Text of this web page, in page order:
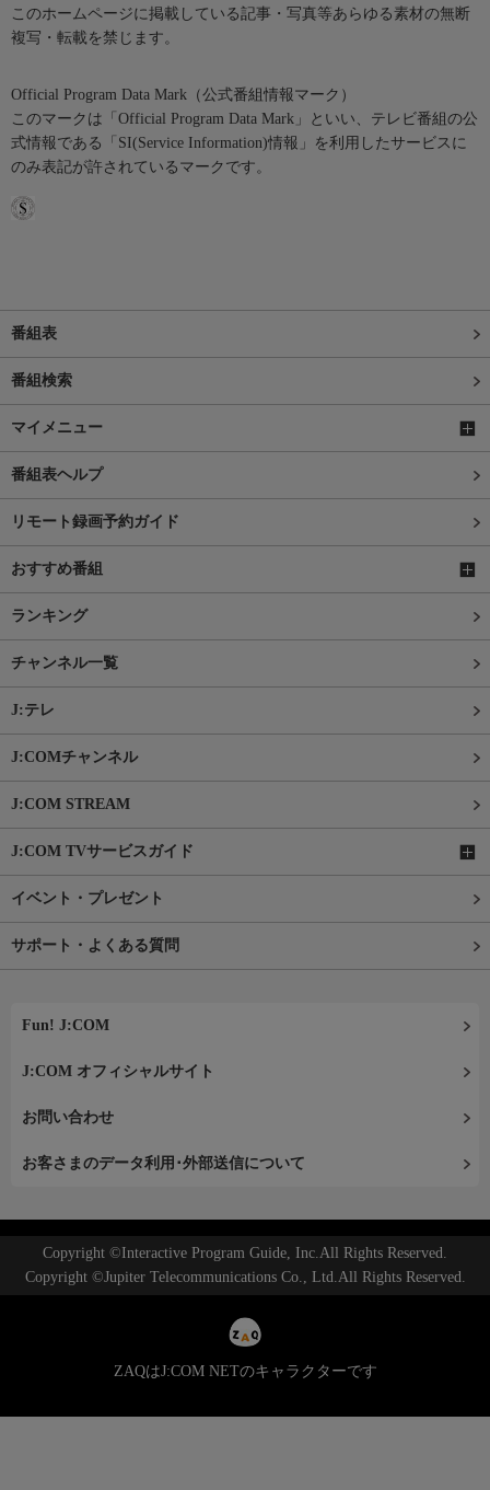
このホームページに掲載している記事・写真等あらゆる素材の無断
複写・転載を禁じます。
Official Program Data Mark（公式番組情報マーク）
このマークは「Official Program Data Mark」といい、テレビ番組の公
式情報である「SI(Service Information)情報」を利用したサービスに
のみ表記が許されているマークです。
番組表
番組検索
マイメニュー
番組表ヘルプ
リモート録画予約ガイド
おすすめ番組
ランキング
チャンネル一覧
J:テレ
J:COMチャンネル
J:COM STREAM
J:COM TVサービスガイド
イベント・プレゼント
サポート・よくある質問
Fun! J:COM
J:COM オフィシャルサイト
お問い合わせ
お客さまのデータ利用･外部送信について
Copyright ©Interactive Program Guide, Inc.All Rights Reserved.
Copyright ©Jupiter Telecommunications Co., Ltd.All Rights Reserved.
ZAQはJ:COM NETのキャラクターです